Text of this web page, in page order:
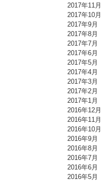
2017年11月
2017年10月
2017年9月
2017年8月
2017年7月
2017年6月
2017年5月
2017年4月
2017年3月
2017年2月
2017年1月
2016年12月
2016年11月
2016年10月
2016年9月
2016年8月
2016年7月
2016年6月
2016年5月